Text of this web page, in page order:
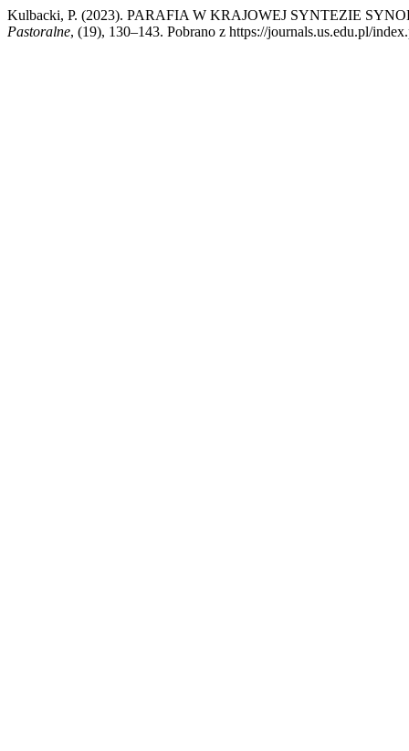
Kulbacki, P. (2023). PARAFIA W KRAJOWEJ SYNTEZIE
Pastoralne, (19), 130–143. Pobrano z https://journals.us.edu.pl/